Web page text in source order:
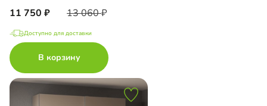
11 750 13 060
Доступно для доставки
В корзину